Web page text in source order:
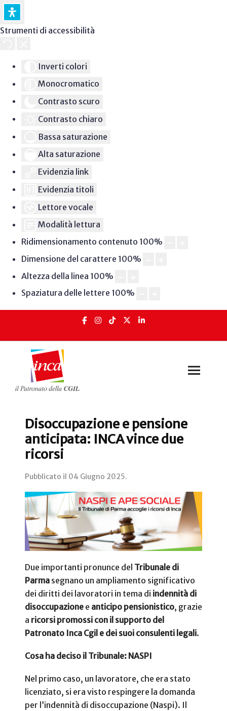
Strumenti di accessibilità
Inverti colori
Monocromatico
Contrasto scuro
Contrasto chiaro
Bassa saturazione
Alta saturazione
Evidenzia link
Evidenzia titoli
Lettore vocale
Modalità lettura
Ridimensionamento contenuto 100%
Dimensione del carattere 100%
Altezza della linea 100%
Spaziatura delle lettere 100%
Disoccupazione e pensione
anticipata: INCA vince due
ricorsi
Pubblicato il 04 Giugno 2025.
Due importanti pronunce del Tribunale di
Parma segnano un ampliamento significativo
dei diritti dei lavoratori in tema di indennità di
disoccupazione e anticipo pensionistico, grazie
a ricorsi promossi con il supporto del
Patronato Inca Cgil e dei suoi consulenti legali.
Cosa ha deciso il Tribunale: NASPI
Nel primo caso, un lavoratore, che era stato
licenziato, si era visto respingere la domanda
per l’indennità di disoccupazione (Naspi). Il